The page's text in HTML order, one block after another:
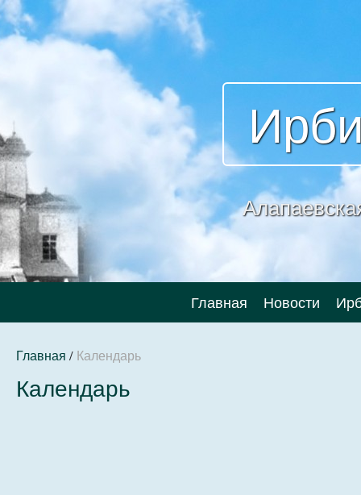
Главная Новости
Главная / Календарь
Календарь